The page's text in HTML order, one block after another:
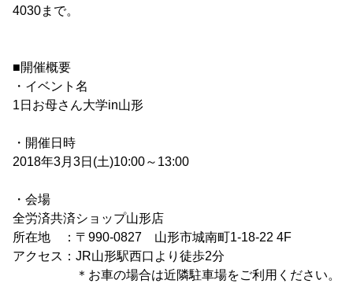
4030まで。
■開催概要
・イベント名
1日お母さん大学in山形
・開催日時
2018年3月3日(土)10:00～13:00
・会場
全労済共済ショップ山形店
所在地 ：〒990-0827 山形市城南町1-18-22 4F
アクセス：JR山形駅西口より徒歩2分
＊お車の場合は近隣駐車場をご利用ください。